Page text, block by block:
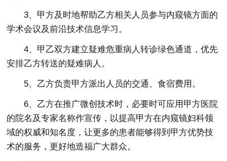
3、甲方及时地帮助乙方相关人员参与内窥镜方面的
学术会议及前沿技术信息学习。
4、甲乙双方建立疑难危重病人转诊绿色通道，优先
安排乙方转送的疑难病人。
5、乙方负责甲方派出人员的交通、食宿费用。
6、乙方在推广微创技术时，必要时可应用甲方医院
的院名及专家名称作宣传，以提高甲方在内窥镜妇科领
域的权威和知名度，让更多的患者能够得到甲方优势技
术的服务，更好地造福广大群众。